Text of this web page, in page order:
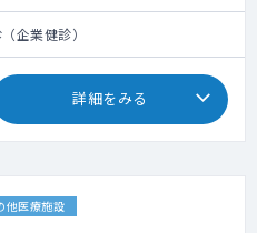
企業健診）
詳細をみる
他医療施設